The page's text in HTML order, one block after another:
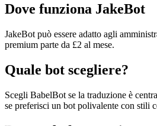
Dove funziona JakeBot
JakeBot può essere adatto agli
premium parte da £2 al mese.
Quale bot scegliere?
Scegli BabelBot se la traduzione è
se preferisci un bot polivalente con stili